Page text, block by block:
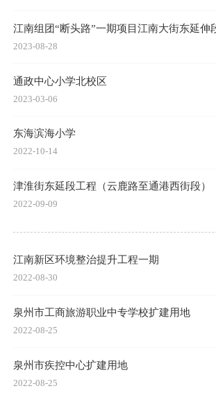
江南组团“断头路”一期项目江南大街东延伸
2023-08-28
通政中心小学北校区
2023-03-06
东海滨海小学
2022-10-14
津淮街东延段工程（云鹿路至通港西街段）
2022-09-09
江南新区环境整治提升工程一期
2022-08-30
泉州市工商旅游职业中专学校扩建用地
2022-08-25
泉州市疾控中心扩建用地
2022-08-25